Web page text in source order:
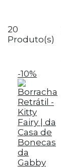
20
Produto(s)
-10%